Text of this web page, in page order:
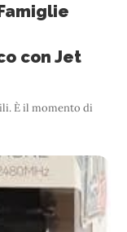
con Jet
È il momento di